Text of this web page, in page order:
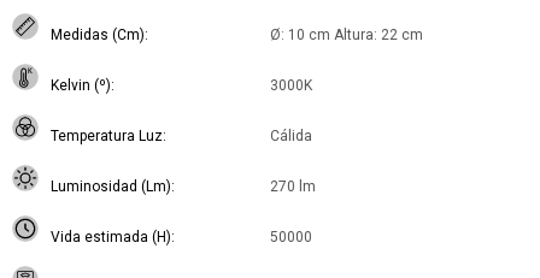
Medidas (Cm) Ø: 10 cm Altura: 22 cm
Kelvin (º) 3000K
Temperatura Luz Cálida
Luminosidad (Lm) 270 lm
Vida estimada (H) 50000